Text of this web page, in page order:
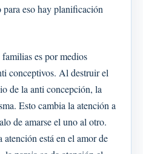
eso hay planificación
es por medios
conceptivos. Al destruir el
de la anti concepción, la
Esto cambia la atención a
de amarse el uno al otro.
está en el amor de